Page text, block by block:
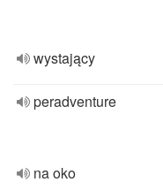
wystający
peradventure
na oko